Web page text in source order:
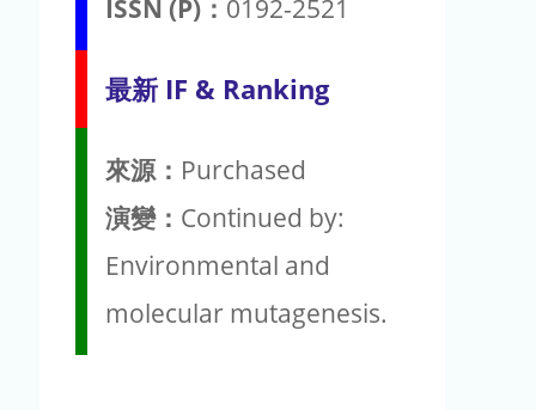
ISSN (P)： 0192-2521
最新 IF & Ranking
來源： Purchased
演變： Continued by:
Environmental and
molecular mutagenesis.